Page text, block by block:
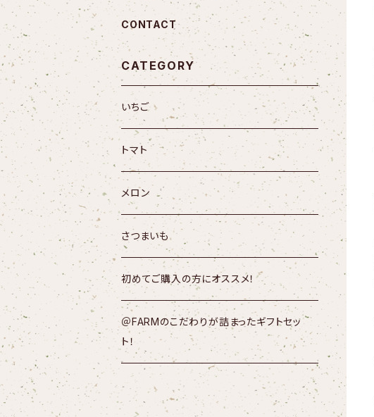
CONTACT
CATEGORY
いちご
トマト
メロン
さつまいも
初めてご購入の方にオススメ！
＠FARMのこだわりが詰まったギフトセッ
ト！